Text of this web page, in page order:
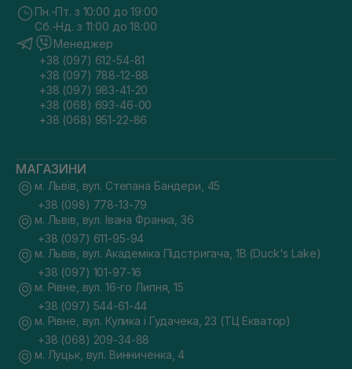
Пн.-Пт. з 10:00 до 19:00
Сб.-Нд. з 11:00 до 18:00
Менеджер
+38 (097) 612-54-81
+38 (097) 788-12-88
+38 (097) 983-41-20
+38 (068) 693-46-00
+38 (068) 951-22-86
МАГАЗИНИ
м. Львів, вул. Степана Бандери, 45
+38 (098) 778-13-79
м. Львів, вул. Івана Франка, 36
+38 (097) 611-95-94
м. Львів, вул. Академіка Підстригача, 1В (Duck's Lake)
+38 (097) 101-97-16
м. Рівне, вул. 16-го Липня, 15
+38 (097) 544-61-44
м. Рівне, вул. Кулика і Гудачека, 23 (ТЦ Екватор)
+38 (068) 209-34-88
м. Луцьк, вул. Винниченка, 4